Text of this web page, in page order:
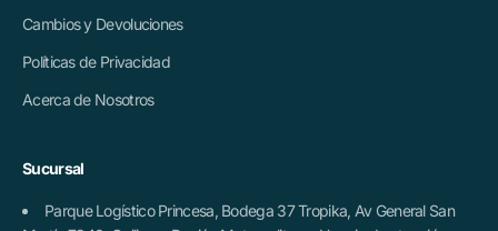
Cambios y Devoluciones
Políticas de Privacidad
Acerca de Nosotros
Sucursal
Parque Logístico Princesa, Bodega 37 Tropika, Av General San